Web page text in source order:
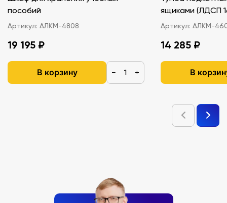
пособий
Артикул: АЛКМ-4808
19 195 ₽
В корзину − +
ящиками
Артикул: АЛКМ-
14 285 ₽
В